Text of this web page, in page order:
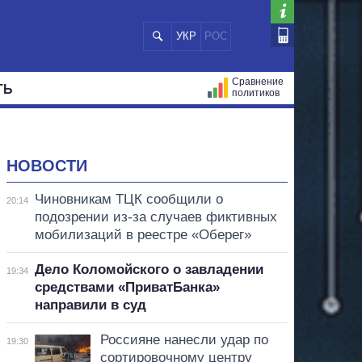
УКР РОС
Сравнение
политиков
НОВОСТИ
20:14
Чиновникам ТЦК сообщили о
подозрении из-за случаев фиктивных
мобилизаций в реестре «Оберег»
19:34
Дело Коломойского о завладении
средствами «ПриватБанка»
направили в суд
19:30
Россияне нанесли удар по
сортировочному центру